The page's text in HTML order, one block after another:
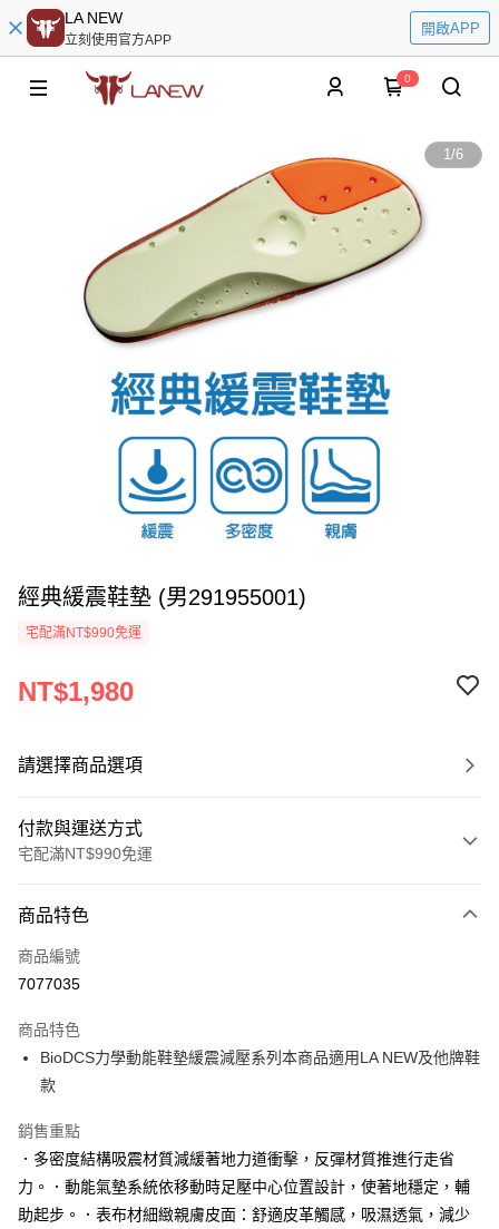
LA NEW
立刻使用官方APP
開啟APP
0
1/6
經典緩震鞋墊 (男291955001)
宅配滿NT$990免運
NT$1,980
請選擇商品選項
付款與運送方式
宅配滿NT$990免運
信用卡一次付款
LINE Pay
悠遊付
Google Pay
全盈+PAY
ATM付款
商品特色
商品編號
7077035
商品特色
BioDCS力學動能鞋墊緩震減壓系列本商品適用LA NEW及他牌鞋
款
銷售重點
．多密度結構吸震材質減緩著地力道衝擊，反彈材質推進行走省
力。．動能氣墊系統依移動時足壓中心位置設計，使著地穩定，輔
助起步。．表布材細緻親膚皮面：舒適皮革觸感，吸濕透氣，減少